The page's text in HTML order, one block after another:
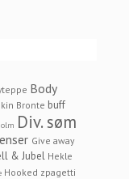
Body
Bronte buff
Div. søm
Give away
& Jubel Hekle
Hooked zpagetti